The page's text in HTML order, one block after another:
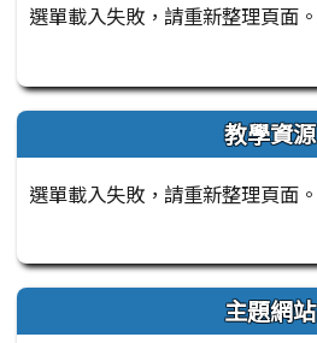
選單載入失敗，請重新整理頁面。
教學資源
選單載入失敗，請重新整理頁面。
主題網站